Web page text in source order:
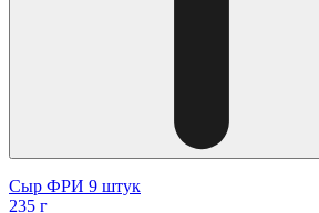
Сыр ФРИ 9 штук
235 г